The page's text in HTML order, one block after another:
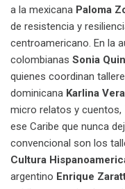
a la mexicana Paloma
de resistencia y
centroamericano. En la
colombianas Sonia
quienes coordinan
dominicana Karlina
micro relatos y cuentos,
ese Caribe que nunca
convencional son los
Cultura
argentino Enrique